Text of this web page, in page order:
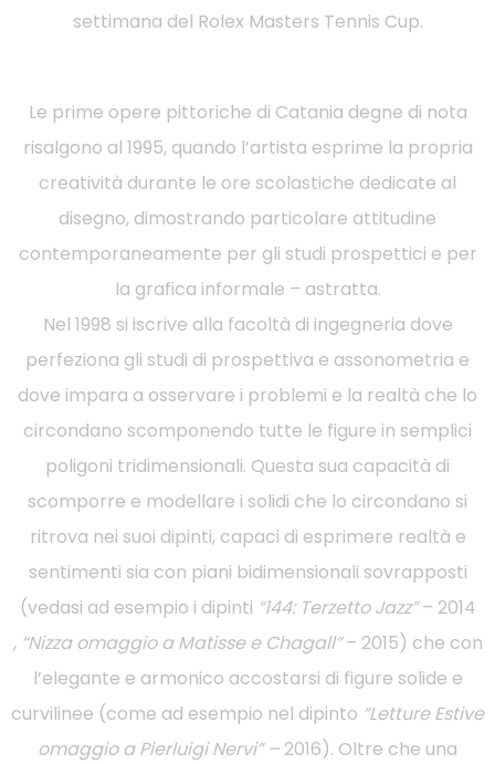
settimana del Rolex Masters Tennis Cup.
Le prime opere pittoriche di Catania degne di nota
risalgono al 1995, quando l’artista esprime la propria
creatività durante le ore scolastiche dedicate al
disegno, dimostrando particolare attitudine
contemporaneamente per gli studi prospettici e per
la grafica informale – astratta.
Nel 1998 si iscrive alla facoltà di ingegneria dove
perfeziona gli studi di prospettiva e assonometria e
dove impara a osservare i problemi e la realtà che lo
circondano scomponendo tutte le figure in semplici
poligoni tridimensionali. Questa sua capacità di
scomporre e modellare i solidi che lo circondano si
ritrova nei suoi dipinti, capaci di esprimere realtà e
sentimenti sia con piani bidimensionali sovrapposti
(vedasi ad esempio i dipinti “144: Terzetto Jazz”– 2014
, “Nizza omaggio a Matisse e Chagall”– 2015) che con
l’elegante e armonico accostarsi di figure solide e
curvilinee (come ad esempio nel dipinto “Letture Estive
omaggio a Pierluigi Nervi” – 2016). Oltre che una